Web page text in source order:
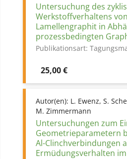
Untersuchung des
Werkstoffverhaltens
Lamellengraphit in
prozessbedingten
Publikationsart:
Preis
25,00 €
Autor(en): L. Ewenz, S.
M. Zimmermann
Untersuchungen zum
Geometrieparametern
Al-Clinchverbindungen
Ermüdungsverhalten im